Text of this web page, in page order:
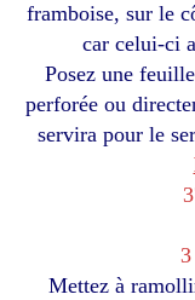
framboise, sur le
car celui-ci
Posez une
perforée ou
servira pour le
Mettez à